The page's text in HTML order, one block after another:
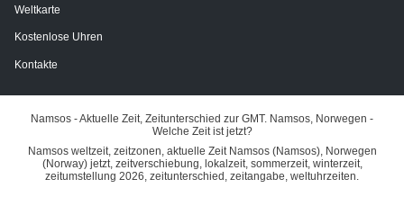
Weltkarte
Kostenlose Uhren
Kontakte
Namsos - Aktuelle Zeit, Zeitunterschied zur GMT. Namsos, Norwegen -
Welche Zeit ist jetzt?
Namsos weltzeit, zeitzonen, aktuelle Zeit Namsos (Namsos), Norwegen
(Norway) jetzt, zeitverschiebung, lokalzeit, sommerzeit, winterzeit,
zeitumstellung 2026, zeitunterschied, zeitangabe, weltuhrzeiten.